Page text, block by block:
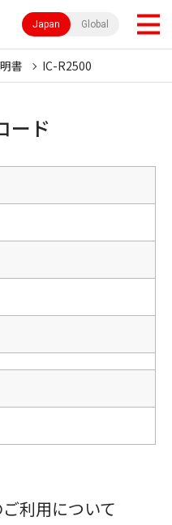
Japan Global
書 IC-R2500
ード
利用について